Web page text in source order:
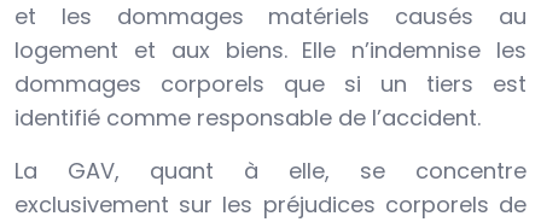
et les dommages matériels causés au
logement et aux biens. Elle n’indemnise les
dommages corporels que si un tiers est
identifié comme responsable de l’accident.
La GAV, quant à elle, se concentre
exclusivement sur les préjudices corporels de